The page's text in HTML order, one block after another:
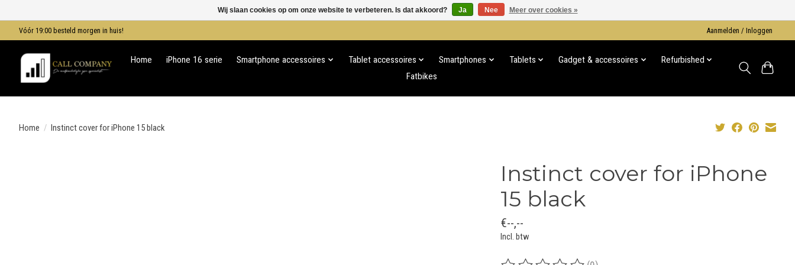
Vóór 19:00 besteld morgen in huis! Aanmelden / Inloggen
Home iPhone 16 serie Smartphone accessoires Tablet accessoires Smartphones Tablets Gadget & accessoires
Refurbished
Fatbikes
Home / Instinct cover for iPhone 15 black
Instinct cover for iPhone
15 black
€--,--
Incl. btw
Wij slaan cookies op om onze website te verbeteren. Is dat akkoord? Ja Nee Meer over cookies »